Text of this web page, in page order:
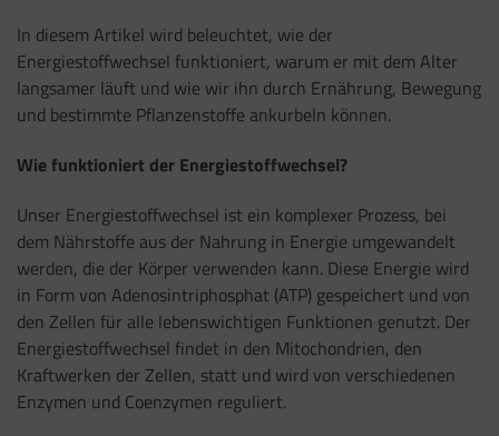
In diesem Artikel wird beleuchtet, wie der
Energiestoffwechsel funktioniert, warum er mit dem Alter
langsamer läuft und wie wir ihn durch Ernährung, Bewegung
und bestimmte Pflanzenstoffe ankurbeln können.
Wie funktioniert der Energiestoffwechsel?
Unser Energiestoffwechsel ist ein komplexer Prozess, bei
dem Nährstoffe aus der Nahrung in Energie umgewandelt
werden, die der Körper verwenden kann. Diese Energie wird
in Form von Adenosintriphosphat (ATP) gespeichert und von
den Zellen für alle lebenswichtigen Funktionen genutzt. Der
Energiestoffwechsel findet in den Mitochondrien, den
Kraftwerken der Zellen, statt und wird von verschiedenen
Enzymen und Coenzymen reguliert.